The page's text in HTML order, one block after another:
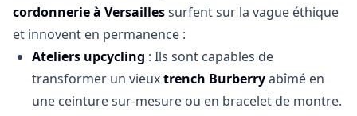
cordonnerie à Versaillessurfent sur la vague éthique
et innovent en permanence :
Ateliers upcycling : Ils sont capables de
transformer un vieuxtrench Burberryabîmé en
une ceinture sur-mesure ou en bracelet de montre.